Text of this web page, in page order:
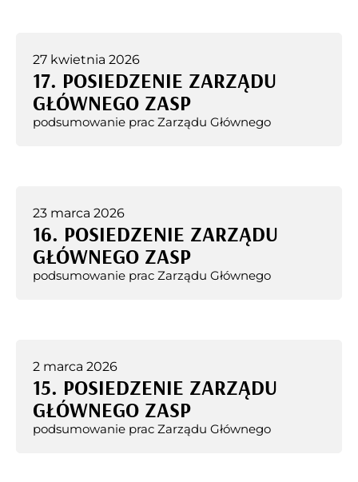
27 kwietnia 2026
17. POSIEDZENIE ZARZĄDU
GŁÓWNEGO ZASP
podsumowanie prac Zarządu Głównego
23 marca 2026
16. POSIEDZENIE ZARZĄDU
GŁÓWNEGO ZASP
podsumowanie prac Zarządu Głównego
2 marca 2026
15. POSIEDZENIE ZARZĄDU
GŁÓWNEGO ZASP
podsumowanie prac Zarządu Głównego